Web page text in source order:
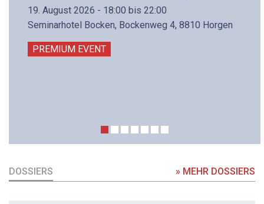
19. August 2026 - 18:00 bis 22:00
Seminarhotel Bocken, Bockenweg 4, 8810 Horgen
PREMIUM EVENT
DOSSIERS » MEHR DOSSIERS